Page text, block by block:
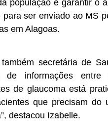
população e garantir o
ser enviado ao MS
em Alagoas.
secretária de
de informações entre
de glaucoma está
que precisam do
destacou Izabelle.